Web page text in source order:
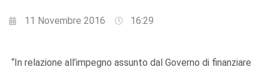
11 Novembre 2016 16:29
“In relazione all’impegno assunto dal Governo di finanziare